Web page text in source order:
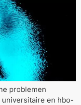
problemen
en hbo-